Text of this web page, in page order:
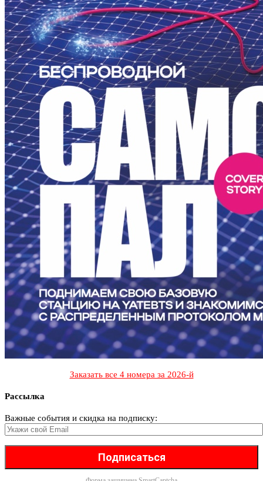
Заказать все 4 номера за 2026-й
Рассылка
Важные события и скидка на подписку: